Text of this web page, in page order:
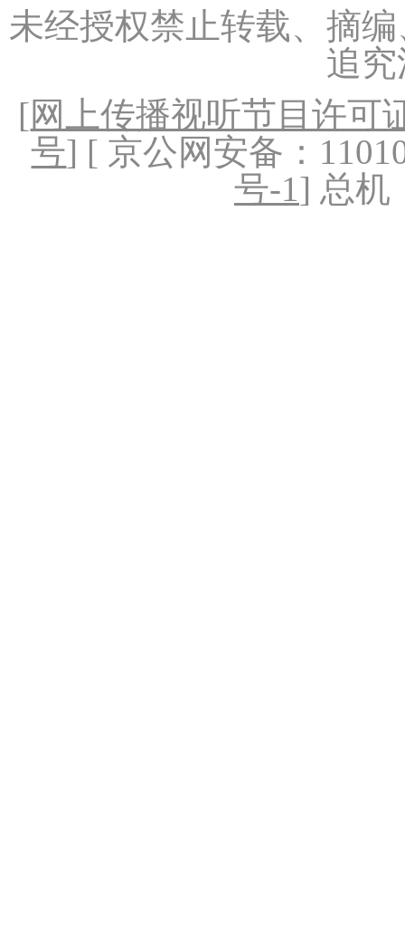
未经授权禁止转载、摘
追
[网上传播视听节目许可
号] [ 京公网安备：
号-1] 总机